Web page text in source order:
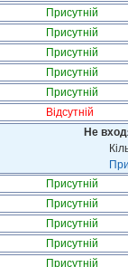
Присутній
Присутній
Присутній
Присутній
Присутній
Відсутній
Не
Присутній
Присутній
Присутній
Присутній
Присутній